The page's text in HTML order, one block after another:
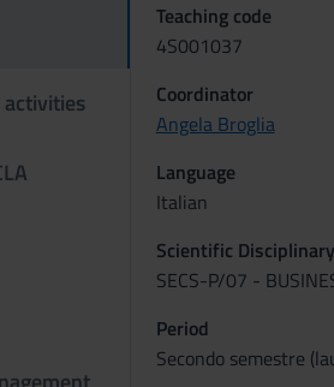
Teaching code
4S001037
Coordinator
Angela Broglia
Language
Italian
Scientific
SECS-P/07 -
Period
Secondo semestre